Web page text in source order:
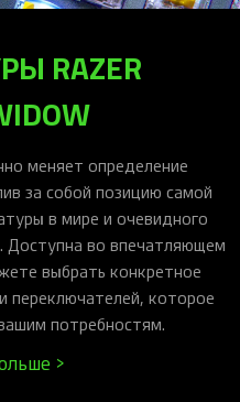
RAZER
меняет определение
за собой позицию самой
в мире и очевидного
Доступна во впечатляющем
выбрать конкретное
переключателей, которое
потребностям.
>